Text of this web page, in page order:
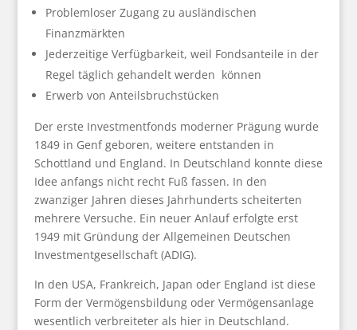
Problemloser Zugang zu ausländischen
Finanzmärkten
Jederzeitige Verfügbarkeit, weil Fondsanteile in der
Regel täglich gehandelt werden können
Erwerb von Anteilsbruchstücken
Der erste Investmentfonds moderner Prägung wurde
1849 in Genf geboren, weitere entstanden in
Schottland und England. In Deutschland konnte diese
Idee anfangs nicht recht Fuß fassen. In den
zwanziger Jahren dieses Jahrhunderts scheiterten
mehrere Versuche. Ein neuer Anlauf erfolgte erst
1949 mit Gründung der Allgemeinen Deutschen
Investmentgesellschaft (ADIG).
In den USA, Frankreich, Japan oder England ist diese
Form der Vermögensbildung oder Vermögensanlage
wesentlich verbreiteter als hier in Deutschland.